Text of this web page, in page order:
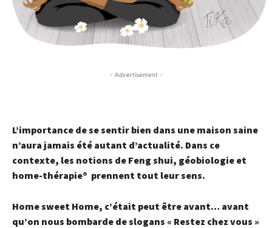
- Advertisement -
L’importance de se sentir bien dans une maison saine
n’aura jamais été autant d’actualité. Dans ce
contexte, les notions de Feng shui, géobiologie et
home-thérapie® prennent tout leur sens.
Home sweet Home, c’était peut être avant… avant
qu’on nous bombarde de slogans « Restez chez vous »